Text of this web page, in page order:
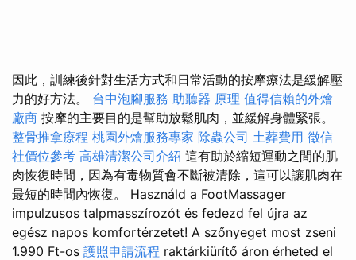
因此，訓練後針對生活方式和日常活動的按摩療法是緩解壓
力的好方法。 台中泡腳服務 助聽器 原理 值得信賴的外燴
廠商 按摩的主要目的是幫助放鬆肌肉，並緩解身體緊張。
整骨推拿療程 桃園外燴服務專家 除蟲公司 土葬費用 徵信
社價位參考 高雄清潔公司介紹 這有助於縮短運動之間的肌
肉恢復時間，因為有毒物質會不斷被清除，這可以讓肌肉在
最短的時間內恢復。 Használd a FootMassager
impulzusos talpmasszírozót és fedezd fel újra az
egész napos komfortérzetet! A szőnyeget most zseni
1.990 Ft-os 護照申請流程 raktárkiürítő áron érheted el